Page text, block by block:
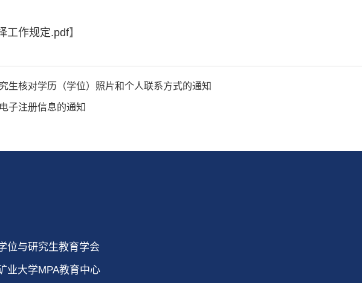
工作规定.pdf】
生核对学历（学位）照片和个人联系方式的通知
子注册信息的通知
位与研究生教育学会
业大学MPA教育中心